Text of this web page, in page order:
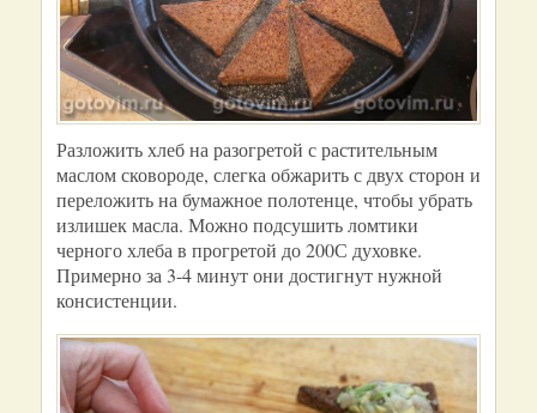
Разложить хлеб на разогретой с растительным
маслом сковороде, слегка обжарить с двух сторон и
переложить на бумажное полотенце, чтобы убрать
излишек масла. Можно подсушить ломтики
черного хлеба в прогретой до 200С духовке.
Примерно за 3-4 минут они достигнут нужной
консистенции.